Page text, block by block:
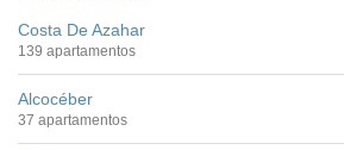
Costa De Azahar
139 apartamentos
Alcocéber
37 apartamentos